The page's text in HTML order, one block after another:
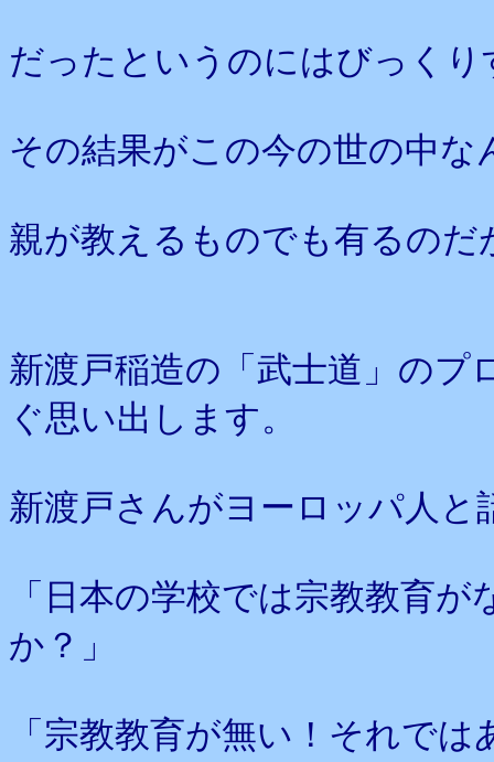
だったというのにはびっくり
その結果がこの今の世の中な
親が教えるものでも有るのだ
新渡戸稲造の「武士道」の
ぐ思い出します。
新渡戸さんがヨーロッパ人と
「日本の学校では宗教教育
か？」
「宗教教育が無い！それで